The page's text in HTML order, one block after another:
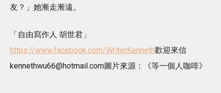
友？」她漸走漸遠。
「自由寫作人 胡世君」
https://www.facebook.com/WriterKenneth歡迎來信
kennethwu66@hotmail.com圖片來源：《等一個人咖啡》